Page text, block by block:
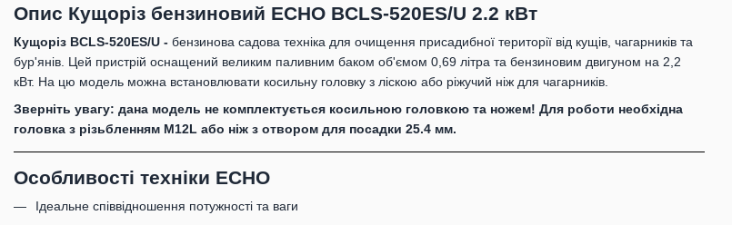
Опис Кущоріз бензиновий ECHO BCLS-520ES/U 2.2 кВт
Кущоріз BCLS-520ES/U -бензинова садова техніка для очищення присадибної території від кущів, чагарників та
бур'янів. Цей пристрій оснащений великим паливним баком об'ємом 0,69 літра та бензиновим двигуном на 2,2
кВт. На цю модель можна встановлювати косильну головку з ліскою або ріжучий ніж для чагарників.
Зверніть увагу: дана модель не комплектується косильною головкою та ножем! Для роботи необхідна
головка з різьбленням М12L або ніж з отвором для посадки 25.4 мм.
Особливості техніки ECHO
Ідеальне співвідношення потужності та ваги